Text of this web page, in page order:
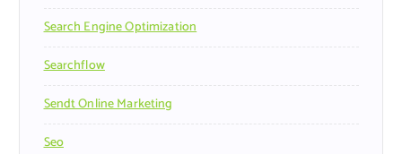
Search Engine Optimization
Searchflow
Sendt Online Marketing
Seo